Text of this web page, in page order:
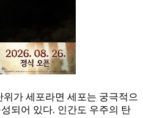
가 세포라면 세포는 궁극적으
되어 있다. 인간도 우주의 탄